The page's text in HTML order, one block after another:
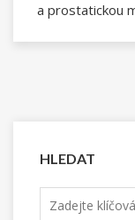
HLEDAT
a prostatickou